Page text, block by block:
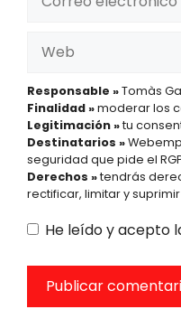
electrónico
Responsable »Tomàs
Finalidad »moderar los
Legitimación »tu
Destinatarios »
seguridad que pide el
Derechos »tendrás
rectificar, limitar y
He leído y acepto